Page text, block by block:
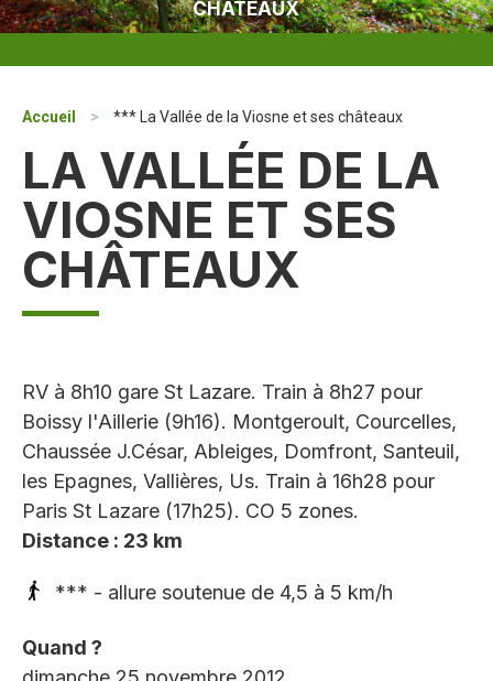
CHÂTEAUX
Accueil > *** La Vallée de la Viosne et ses châteaux
LA VALLÉE DE LA
VIOSNE ET SES
CHÂTEAUX
RV à 8h10 gare St Lazare. Train à 8h27 pour
Boissy l'Aillerie (9h16). Montgeroult, Courcelles,
Chaussée J.César, Ableiges, Domfront, Santeuil,
les Epagnes, Vallières, Us. Train à 16h28 pour
Paris St Lazare (17h25). CO 5 zones.
Distance : 23 km
*** - allure soutenue de 4,5 à 5 km/h
Quand ?